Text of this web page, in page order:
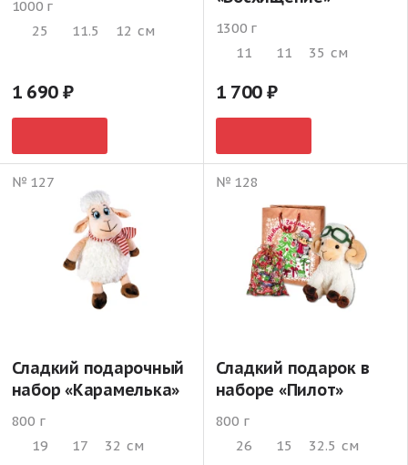
1000 г
25
11.5 12 см
1 690
1300 г
11
11 35 см
1 700
№ 127
Сладкий подарочный
набор «Карамелька»
800 г
19
17 32 см
№ 128
Сладкий подарок в
наборе «Пилот»
800 г
26
15 32.5 см